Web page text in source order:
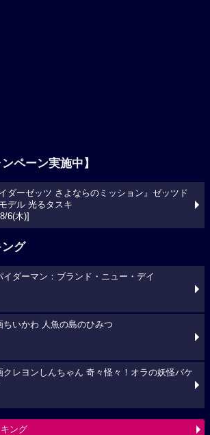
ペーン実施中】
イダーゼッツ さよならのミッション』ゼッツド
デル 光るタスキ
6(木)]
グ
ダーマン：ブランド・ニュー・デイ
いかわ 人魚の島のひみつ
レヨンしんちゃん 奇々怪々！オラの妖怪バケ
ング